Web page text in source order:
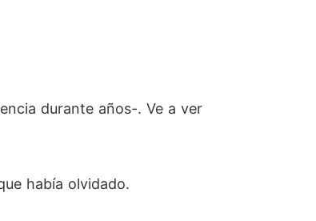
durante años-. Ve a ver
había olvidado.